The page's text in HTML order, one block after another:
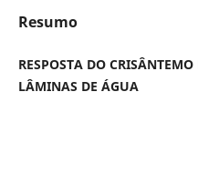
Resumo
RESPOSTA DO
LÂMINAS DE ÁGUA